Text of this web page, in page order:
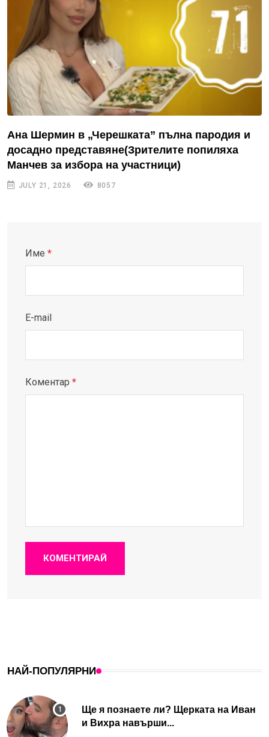
Ана Шермин в „Черешката” пълна пародия и
досадно представяне(Зрителите попиляха
Манчев за избора на участници)
JULY 21, 2026 8057
Име *
E-mail
Коментар *
КОМЕНТИРАЙ
НАЙ-ПОПУЛЯРНИ
Ще я познаете ли? Щерката на Иван
и Вихра навърши...